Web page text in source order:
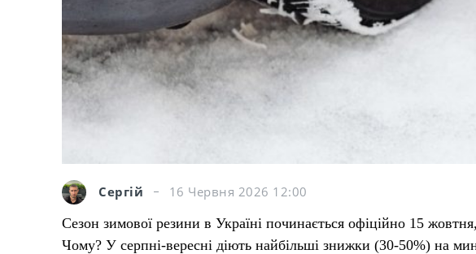
Сергій
16 Червня 2026 12:00
Сезон зимової резини в Україні починається офіційно 15
Чому? У серпні-вересні діють найбільші знижки (30-50%) на